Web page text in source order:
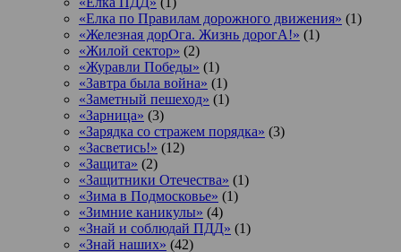
«Елка по Правилам дорожного движения» (1)
«Железная дорОга. Жизнь дорогА!» (1)
«Жилой сектор» (2)
«Журавли Победы» (1)
«Завтра была война» (1)
«Заметный пешеход» (1)
«Зарница» (3)
«Зарядка со стражем порядка» (3)
«Засветись!» (12)
«Защита» (2)
«Защитники Отечества» (1)
«Зима в Подмосковье» (1)
«Зимние каникулы» (4)
«Знай и соблюдай ПДД» (1)
«Знай наших» (42)